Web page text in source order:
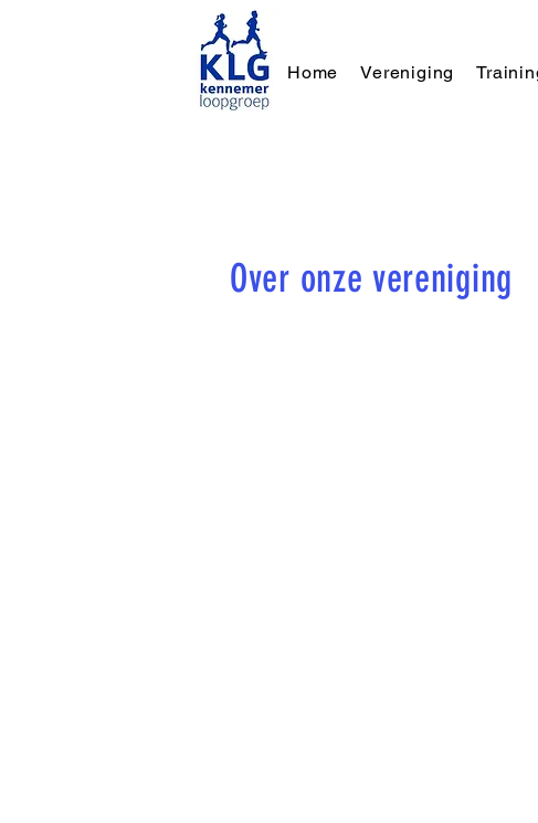
Home Vereniging
Over onze vereniging